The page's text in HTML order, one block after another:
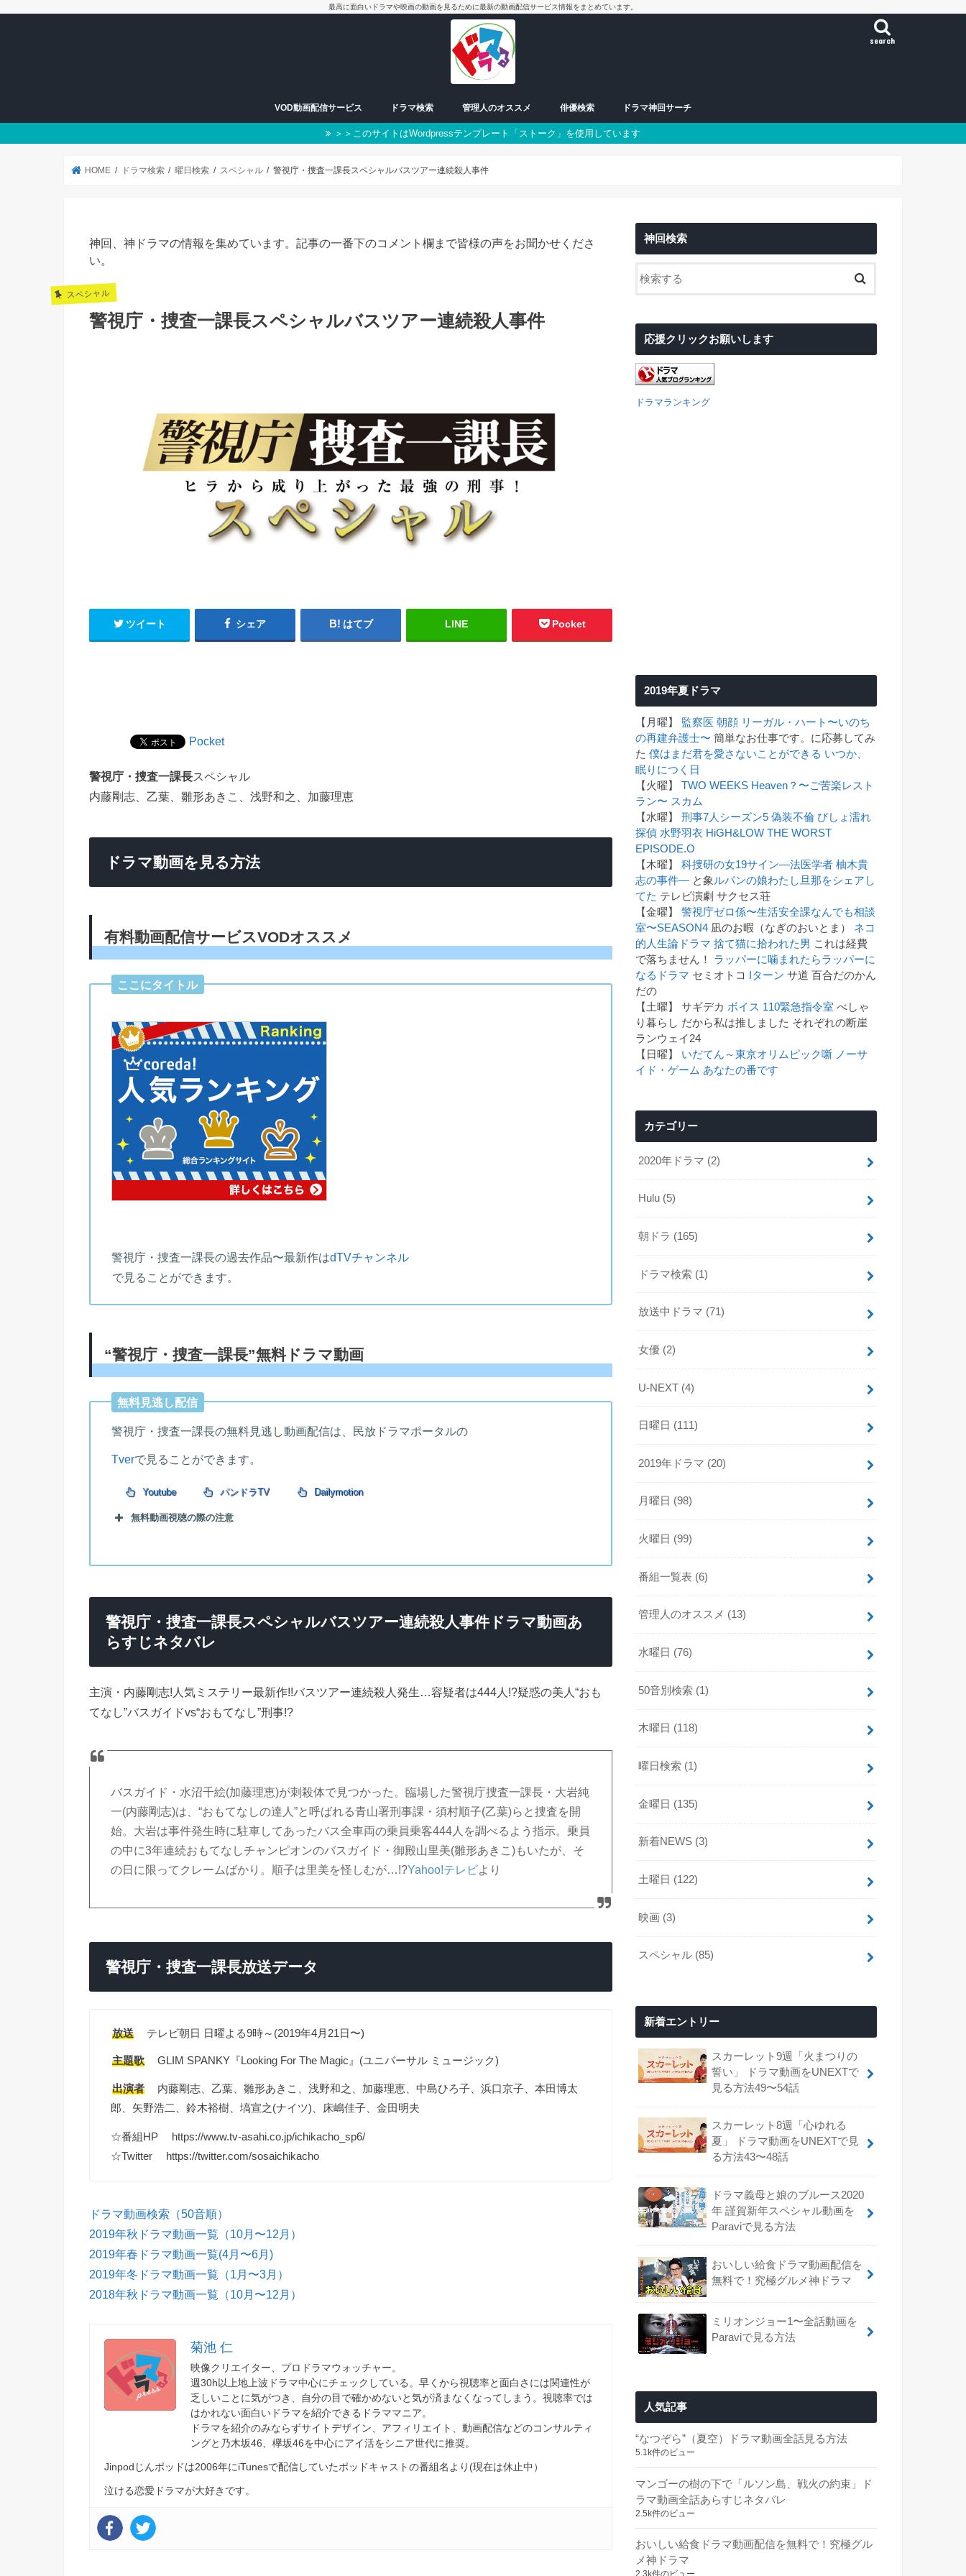
最高に面白いドラマや映画の動画を見るために最新の動画配信サービス情報をまとめています。
search
VOD動画配信サービス ドラマ検索
放送中ドラマ
50音別検索
番組一覧表
曜日検索 朝ドラ
日曜日
月曜日
火曜日
水曜日
木曜日
金曜日
土曜日
スペシャル
管理人のオススメ 俳優検索
男優
女優
ドラマ神回サーチ
＞＞このサイトはWordpressテンプレート「ストーク」を使用しています
HOME ドラマ検索 曜日検索 スペシャル 警視庁・捜査一課長スペシャルバスツアー連続殺人事件
神回、神ドラマの情報を集めています。記事の一番下のコメント欄まで皆様の声をお聞かせくださ
い。
スペシャル
警視庁・捜査一課長スペシャルバスツアー連続殺人事件
ツイート シェア はてブ LINE Pocket
Pocket
警視庁・捜査一課長スペシャル
内藤剛志、乙葉、雛形あきこ、浅野和之、加藤理恵
ドラマ動画を見る方法
有料動画配信サービスVODオススメ
ここにタイトル
警視庁・捜査一課長の過去作品〜最新作はdTVチャンネル
で見ることができます。
“警視庁・捜査一課長”無料ドラマ動画
無料見逃し配信
警視庁・捜査一課長の無料見逃し動画配信は、民放ドラマポータルの
Tverで見ることができます。
Youtube パンドラTV Dailymotion
無料動画視聴の際の注意
警視庁・捜査一課長スペシャルバスツアー連続殺人事件ドラマ動画あ
らすじネタバレ
主演・内藤剛志!人気ミステリー最新作!!バスツアー連続殺人発生…容疑者は444人!?疑惑の美人“おも
てなし”バスガイドvs“おもてなし”刑事!?
バスガイド・水沼千絵(加藤理恵)が刺殺体で見つかった。臨場した警視庁捜査一課長・大岩純
一(内藤剛志)は、“おもてなしの達人”と呼ばれる青山署刑事課・須村順子(乙葉)らと捜査を開
始。大岩は事件発生時に駐車してあったバス全車両の乗員乗客444人を調べるよう指示。乗員
の中に3年連続おもてなしチャンピオンのバスガイド・御殿山里美(雛形あきこ)もいたが、そ
の日に限ってクレームばかり。順子は里美を怪しむが…!?Yahoo!テレビより
警視庁・捜査一課長放送データ
放送 テレビ朝日 日曜よる9時～(2019年4月21日〜)
主題歌 GLIM SPANKY『Looking For The Magic』(ユニバーサル ミュージック)
出演者
内藤剛志、乙葉、雛形あきこ、浅野和之、加藤理恵、中島ひろ子、浜口京子、本田博太
郎、矢野浩二、鈴木裕樹、塙宣之(ナイツ)、床嶋佳子、金田明夫
☆番組HP https://www.tv-asahi.co.jp/ichikacho_sp6/
☆Twitter https://twitter.com/sosaichikacho
ドラマ動画検索（50音順）
2019年秋ドラマ動画一覧（10月〜12月）
2019年春ドラマ動画一覧(4月〜6月)
2019年冬ドラマ動画一覧（1月〜3月）
2018年秋ドラマ動画一覧（10月〜12月）
菊池 仁
映像クリエイター、プロドラマウォッチャー。
週30h以上地上波ドラマ中心にチェックしている。早くから視聴率と面白さには関連性が
乏しいことに気がつき、自分の目で確かめないと気が済まなくなってしまう。視聴率では
はかれない面白いドラマを紹介できるドラママニア。
ドラマを紹介のみならずサイトデザイン、アフィリエイト、動画配信などのコンサルティ
ングと乃木坂46、欅坂46を中心にアイ活をシニア世代に推奨。
Jinpodじんポッドは2006年にiTunesで配信していたポッドキャストの番組名より(現在は休止中）
泣ける恋愛ドラマが大好きです。
神回検索
応援クリックお願いします
ドラマランキング
2019年夏ドラマ
【月曜】 監察医 朝顔 リーガル・ハート〜いのち
の再建弁護士〜 簡単なお仕事です。に応募してみ
た 僕はまだ君を愛さないことができる いつか、
眠りにつく日
【火曜】 TWO WEEKS Heaven？〜ご苦楽レスト
ラン〜 スカム
【水曜】 刑事7人シーズン5 偽装不倫 びしょ濡れ
探偵 水野羽衣 HiGH&LOW THE WORST
EPISODE.O
【木曜】 科捜研の女19サイン―法医学者 柚木貴
志の事件― と象 ルパンの娘わたし旦那をシェアし
てた テレビ演劇 サクセス荘
【金曜】 警視庁ゼロ係〜生活安全課なんでも相談
室〜SEASON4 凪のお暇（なぎのおいとま） ネコ
的人生論ドラマ 捨て猫に拾われた男 これは経費
で落ちません！ ラッパーに噛まれたらラッパーに
なるドラマ セミオトコ Iターン サ道 百合だのかん
だの
【土曜】 サギデカ ボイス 110緊急指令室 べしゃ
り暮らし だから私は推しました それぞれの断崖
ランウェイ24
【日曜】 いだてん～東京オリムピック噺 ノーサ
イド・ゲーム あなたの番です
カテゴリー
2020年ドラマ (2)
Hulu (5)
朝ドラ (165)
ドラマ検索 (1)
放送中ドラマ (71)
女優 (2)
U-NEXT (4)
日曜日 (111)
2019年ドラマ (20)
月曜日 (98)
火曜日 (99)
番組一覧表 (6)
管理人のオススメ (13)
水曜日 (76)
50音別検索 (1)
木曜日 (118)
曜日検索 (1)
金曜日 (135)
新着NEWS (3)
土曜日 (122)
映画 (3)
スペシャル (85)
新着エントリー
スカーレット9週「火まつりの
誓い」 ドラマ動画をUNEXTで
見る方法49〜54話
スカーレット8週「心ゆれる
夏」 ドラマ動画をUNEXTで見
る方法43〜48話
ドラマ義母と娘のブルース2020
年 謹賀新年スペシャル動画を
Paraviで見る方法
おいしい給食ドラマ動画配信を
無料で！究極グルメ神ドラマ
ミリオンジョー1〜全話動画を
Paraviで見る方法
人気記事
“なつぞら”（夏空）ドラマ動画全話見る方法
5.1k件のビュー
マンゴーの樹の下で「ルソン島、戦火の約束」ド
ラマ動画全話あらすじネタバレ
2.5k件のビュー
おいしい給食ドラマ動画配信を無料で！究極グル
メ神ドラマ
2.3k件のビュー